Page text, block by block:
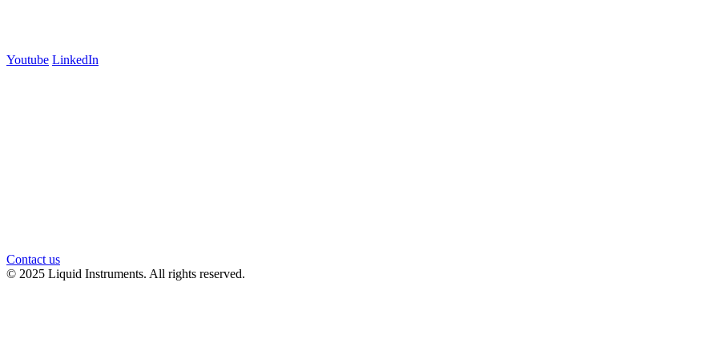
Youtube LinkedIn
Contact us
© 2025 Liquid Instruments. All rights reserved.